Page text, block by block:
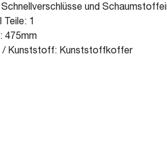
Schnellverschlüsse und
Teile: 1
475mm
/ Kunststoff: Kunststoffkoffer